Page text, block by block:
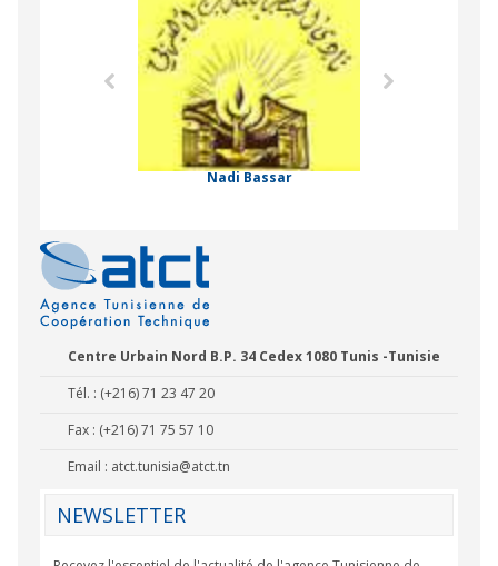
Nadi Bassar
Centre Urbain Nord B.P. 34 Cedex 1080 Tunis -Tunisie
Tél. : (+216) 71 23 47 20
Fax : (+216) 71 75 57 10
Email : atct.tunisia@atct.tn
NEWSLETTER